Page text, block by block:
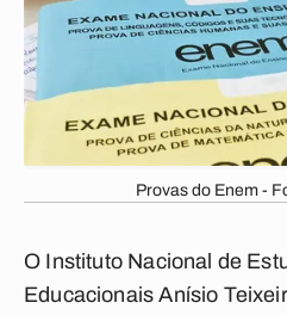
Provas do Enem -
O Instituto Nacional de
Educacionais Anísio